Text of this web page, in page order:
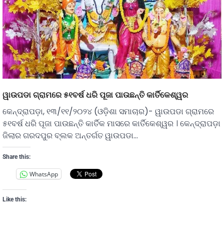
ୱାଉପଡା ଗ୍ରାମରେ ୫୧ବର୍ଷ ଧରି ପୂଜା ପାଉଛନ୍ତି କାର୍ତିକେଶ୍ୱର
କେନ୍ଦ୍ରାପଡ଼ା, ୧୩/୧୧/୨୦୨୪ (ଓଡ଼ିଶା ସମାଚାର)- ୱାଉପଡା ଗ୍ରାମରେ
୫୧ବର୍ଷ ଧରି ପୂଜା ପାଉଛନ୍ତି କାର୍ତିକ ମାସରେ କାର୍ତିକେଶ୍ୱର । କେନ୍ଦ୍ରାପଡ଼ା
ଜିଲାର ଗରଦପୁର ବ୍ଲକ ଅନ୍ତର୍ଗତ ୱାଉପଡା…
Share this:
WhatsApp
Like this: